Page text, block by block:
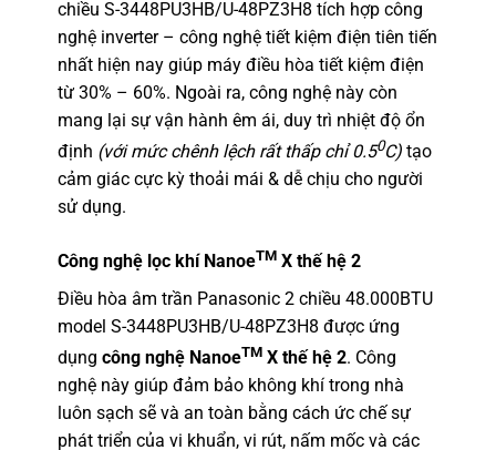
chiều S-3448PU3HB/U-48PZ3H8 tích hợp công
nghệ inverter – công nghệ tiết kiệm điện tiên tiến
nhất hiện nay giúp máy điều hòa tiết kiệm điện
từ 30% – 60%. Ngoài ra, công nghệ này còn
mang lại sự vận hành êm ái, duy trì nhiệt độ ổn
định (với mức chênh lệch rất thấp chỉ 0.50C)tạo
cảm giác cực kỳ thoải mái & dễ chịu cho người
sử dụng.
Công nghệ lọc khí NanoeTMX thế hệ 2
Điều hòa âm trần Panasonic 2 chiều 48.000BTU
model S-3448PU3HB/U-48PZ3H8được ứng
dụng công nghệ NanoeTMX thế hệ 2. Công
nghệ này giúp đảm bảo không khí trong nhà
luôn sạch sẽ và an toàn bằng cách ức chế sự
phát triển của vi khuẩn, vi rút, nấm mốc và các